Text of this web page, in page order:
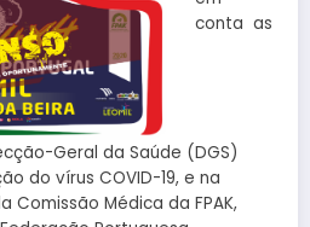
conta as
Geral da Saúde (DGS)
do vírus COVID-19, e na
Comissão Médica da FPAK,